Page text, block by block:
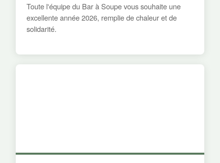
Toute l'équipe du Bar à Soupe vous souhaite une
excellente année 2026, remplie de chaleur et de
solidarité.